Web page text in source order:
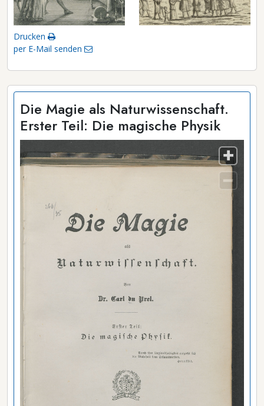
Drucken
per E-Mail senden
Die Magie als Naturwissenschaft.
Erster Teil: Die magische Physik